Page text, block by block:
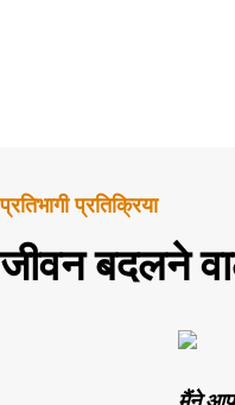
प्रतिभागी प्रतिक्रिया
जीवन बदलने